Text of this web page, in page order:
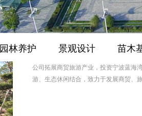
公司拓展商贸旅游产业，投资宁波蓝海
游、生态休闲结合，致力于发展商贸、
园林养护 景观设计 苗木